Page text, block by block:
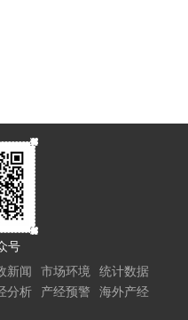
号
新闻 市场环境
统计数据
分析 产经预警
海外产经